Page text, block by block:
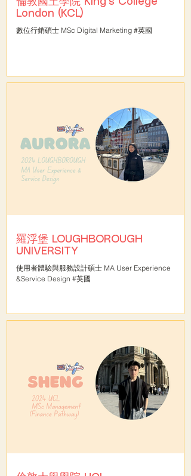
London (KCL)
數位行銷碩士 MSc Digital Marketing #英國
羅浮堡 LOUGHBOROUGH
UNIVERSITY
使用者體驗與服務設計碩士 MA User Experience
&Service Design #英國